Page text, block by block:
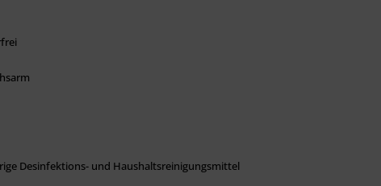
Desinfektions- und Haushaltsreinigungsmittel